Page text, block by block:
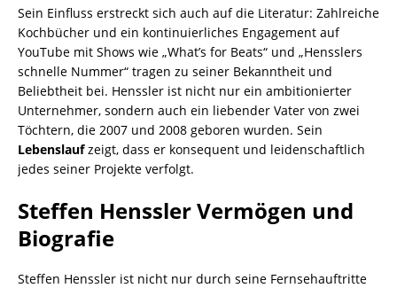
Sein Einfluss erstreckt sich auch auf die Literatur: Zahlreiche
Kochbücher und ein kontinuierliches Engagement auf
YouTube mit Shows wie „What’s for Beats“ und „Hensslers
schnelle Nummer“ tragen zu seiner Bekanntheit und
Beliebtheit bei. Henssler ist nicht nur ein ambitionierter
Unternehmer, sondern auch ein liebender Vater von zwei
Töchtern, die 2007 und 2008 geboren wurden. Sein
Lebenslaufzeigt, dass er konsequent und leidenschaftlich
jedes seiner Projekte verfolgt.
Steffen Henssler Vermögen und
Biografie
Steffen Henssler ist nicht nur durch seine Fernsehauftritte